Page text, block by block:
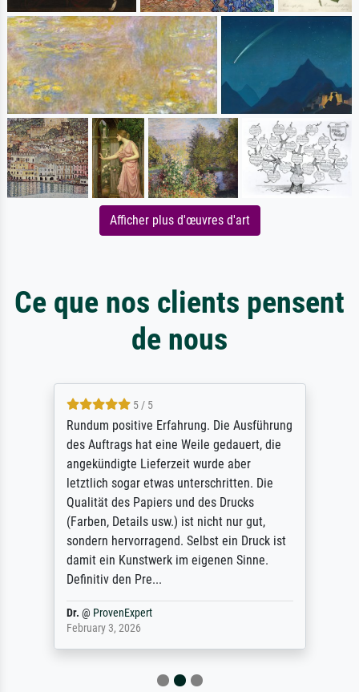
Afficher plus d'œuvres d'art
Ce que nos clients pensent
de nous
5 / 5
Rundum positive Erfahrung. Die Ausführung
des Auftrags hat eine Weile gedauert, die
angekündigte Lieferzeit wurde aber
letztlich sogar etwas unterschritten. Die
Qualität des Papiers und des Drucks
(Farben, Details usw.) ist nicht nur gut,
sondern hervorragend. Selbst ein Druck ist
damit ein Kunstwerk im eigenen Sinne.
Definitiv den Pre...
Dr. @ ProvenExpert
February 3, 2026